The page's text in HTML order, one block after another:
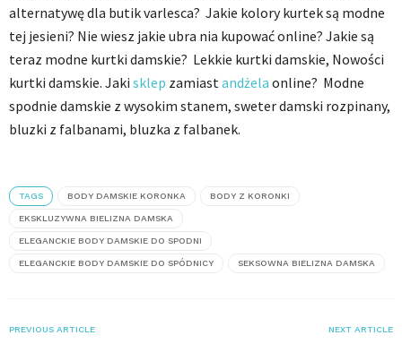
alternatywę dla butik varlesca? Jakie kolory kurtek są modne
tej jesieni? Nie wiesz jakie ubra nia kupować online? Jakie są
teraz modne kurtki damskie? Lekkie kurtki damskie, Nowości
kurtki damskie. Jaki sklep zamiastandżela online? Modne
spodnie damskie z wysokim stanem, sweter damski rozpinany,
bluzki z falbanami, bluzka z falbanek.
TAGS BODY DAMSKIE KORONKA BODY Z KORONKI
EKSKLUZYWNA BIELIZNA DAMSKA
ELEGANCKIE BODY DAMSKIE DO SPODNI
ELEGANCKIE BODY DAMSKIE DO SPÓDNICY SEKSOWNA BIELIZNA DAMSKA
PREVIOUS ARTICLE NEXT ARTICLE